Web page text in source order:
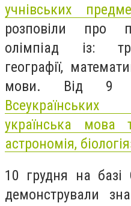
учнівських
розповіли про
олімпіад із:
географії,
мови. Від 9
Всеукраїнських
українська мова
астрономія,
10 грудня на
демонстрували